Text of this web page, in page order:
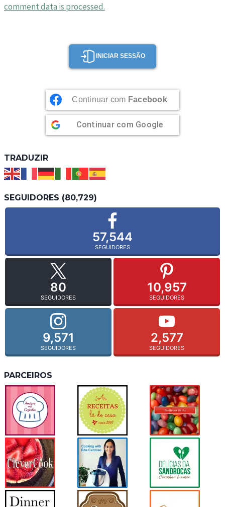
comment data is processed.
INICIAR SESSÃO
Continuar com Facebook
Continuar com Google
TRADUZIR
SEGUIDORES (80,729)
57,544
SEGUIDORES
80
SEGUIDORES
10,957
SEGUIDORES
9,571
SEGUIDORES
2,577
SEGUIDORES
PARCEIROS